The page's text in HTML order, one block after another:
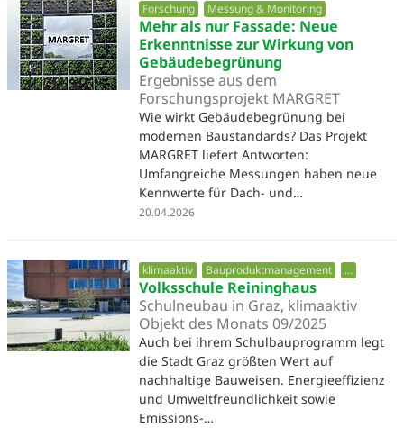
Forschung Messung & Monitoring
Mehr als nur Fassade: Neue
Erkenntnisse zur Wirkung von
Gebäudebegrünung
Ergebnisse aus dem
Forschungsprojekt MARGRET
Wie wirkt Gebäudebegrünung bei
modernen Baustandards? Das Projekt
MARGRET liefert Antworten:
Umfangreiche Messungen haben neue
Kennwerte für Dach- und…
20.04.2026
klimaaktiv Bauproduktmanagement ...
Volksschule Reininghaus
Schulneubau in Graz, klimaaktiv
Objekt des Monats 09/2025
Auch bei ihrem Schulbauprogramm legt
die Stadt Graz größten Wert auf
nachhaltige Bauweisen. Energieeffizienz
und Umweltfreundlichkeit sowie
Emissions-…